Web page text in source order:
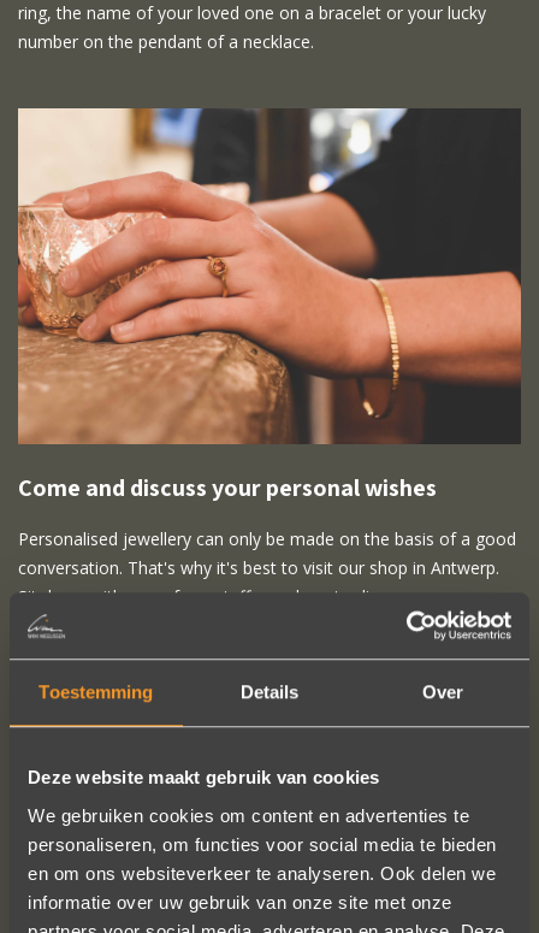
Toestemming Details Over
Deze website maakt gebruik van cookies
We gebruiken cookies om content en advertenties te
personaliseren, om functies voor social media te bieden
en om ons websiteverkeer te analyseren. Ook delen we
informatie over uw gebruik van onze site met onze
ring, the name of your loved one on a bracelet or your lucky
number on the pendant of a necklace.
Come and discuss your personal wishes
Personalised jewellery can only be made on the basis of a good
conversation. That's why it's best to visit our shop in Antwerp.
Sit down with one of our staff members to discuss your
personalised jewellery, from materials to design style. Our shop
is open from Wednesday till Saturday between 11h00 and
18h00. This is the address:
Wijngaardstraat 11 2000 Antwerp (Belgium)
FOLLOW US ON SOCIAL MEDIA